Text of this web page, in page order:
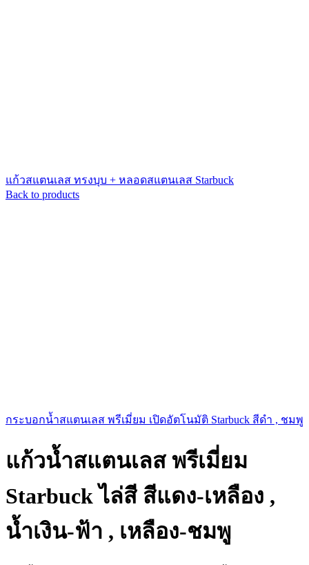
แก้วสแตนเลส ทรงบุบ + หลอดสแตนเลส Starbuck
Back to products
กระบอกน้ำสแตนเลส พรีเมี่ยม เปิดอัตโนมัติ Starbuck สีดำ , ชมพู
แก้วน้ำสแตนเลส พรีเมี่ยม
Starbuck ไล่สี สีแดง-เหลือง ,
น้ำเงิน-ฟ้า , เหลือง-ชมพู